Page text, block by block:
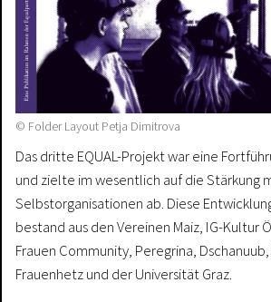
© Folder Layout Petja Dimitrova
Das dritte EQUAL-Projekt war eine
und zielte im wesentlich auf die Stärkung
Selbstorganisationen ab. Diese
bestand aus den Vereinen Maiz, IG-Kultur
Frauen Community, Peregrina,
Frauenhetz und der Universität Graz.